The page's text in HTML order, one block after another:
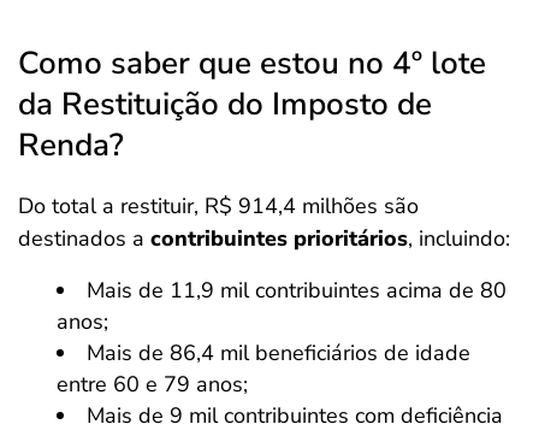
Como saber que estou no 4º lote
da Restituição do Imposto de
Renda?
Do total a restituir, R$ 914,4 milhões são
destinados a contribuintes prioritários, incluindo:
Mais de 11,9 mil contribuintes acima de 80
anos;
Mais de 86,4 mil beneficiários de idade
entre 60 e 79 anos;
Mais de 9 mil contribuintes com deficiência